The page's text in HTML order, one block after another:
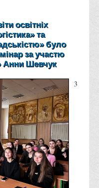
та вебінарів
практика)
мистецької роботи
освітніх
та
було
за участю
Анни Шевчук
3